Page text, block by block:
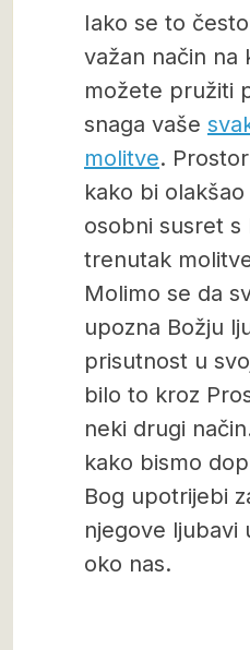
Iako se to
važan način na
možete pružiti
snaga vaše
molitve.
kako bi
osobni susret s
trenutak
Molimo se da
upozna Božju
prisutnost u
bilo to kroz
neki drugi
kako bismo
Bog upotrijebi
njegove ljubavi
oko nas.